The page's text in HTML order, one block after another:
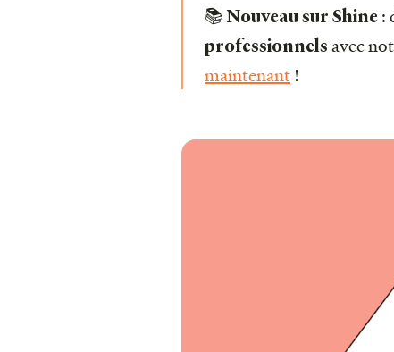
📚Nouveau sur Shine :
professionnels avec
maintenant!